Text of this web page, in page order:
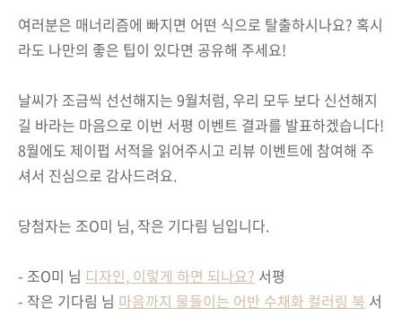
여러분은 매너리즘에 빠지면 어떤 식으로 탈출하시나요? 혹시
라도 나만의 좋은 팁이 있다면 공유해 주세요!
날씨가 조금씩 선선해지는 9월처럼, 우리 모두 보다 신선해지
길 바라는 마음으로 이번 서평 이벤트 결과를 발표하겠습니다!
8월에도 제이펍 서적을 읽어주시고 리뷰 이벤트에 참여해 주
셔서 진심으로 감사드려요.
당첨자는 조O미 님, 작은 기다림 님입니다.
- 조O미 님 디자인, 이렇게 하면 되나요? 서평
- 작은 기다림 님 마음까지 물들이는 어반 수채화 컬러링 북 서